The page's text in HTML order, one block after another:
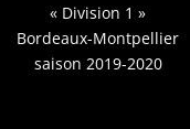
« Division 1 »
Bordeaux-Montpellier
saison 2019-2020